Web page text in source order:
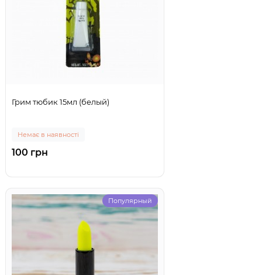
Грим тюбик 15мл (белый)
Немає в наявності
100 грн
Популярный